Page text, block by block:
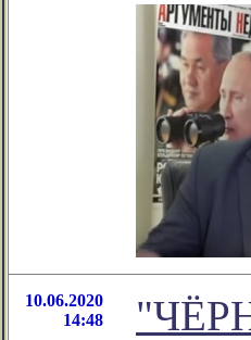
10.06.2020
14:48